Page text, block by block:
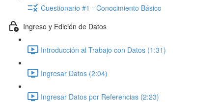
Cuestionario #1 - Conocimiento Básico
Ingreso y Edición de Datos
Introducción al Trabajo con Datos (1:31)
Ingresar Datos (2:04)
Ingresar Datos por Referencias (2:23)